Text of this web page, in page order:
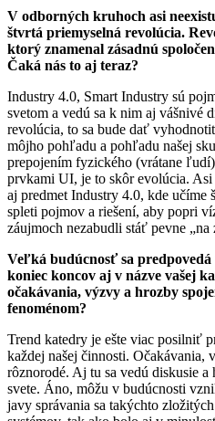
V odborných kruhoch asi
štvrtá priemyselná revolúcia.
ktorý znamenal zásadnú
Čaká nás to aj teraz?
Industry 4.0, Smart Industry sú
svetom a vedú sa k nim aj vášnivé
revolúcia, to sa bude dať
môjho pohľadu a pohľadu našej
prepojením fyzického (vrátane
prvkami UI, je to skôr evolúcia.
aj predmet Industry 4.0, kde učíme
spleti pojmov a riešení, aby popri
záujmoch nezabudli stáť pevne „na
Veľká budúcnosť sa
koniec koncov aj v názve vašej
očakávania, výzvy a hrozby
fenoménom?
Trend katedry je ešte viac posilniť
každej našej činnosti. Očakávania,
rôznorodé. Aj tu sa vedú diskusie
svete. Áno, môžu v budúcnosti
javy správania sa takýchto